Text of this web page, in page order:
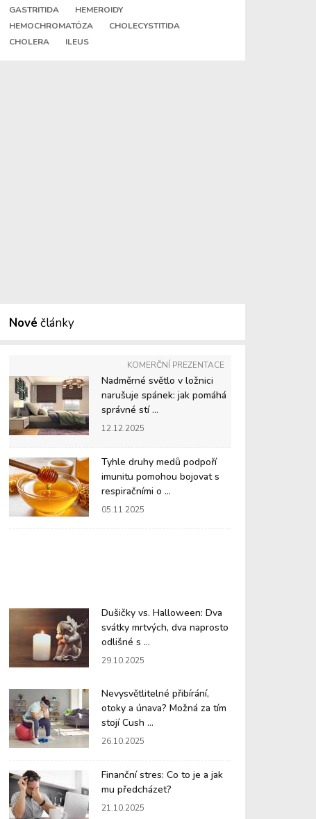
GASTRITIDA
HEMEROIDY
HEMOCHROMATÓZA
CHOLECYSTITIDA
CHOLERA
ILEUS
Nové články
KOMERČNÍ PREZENTACE
Nadměrné světlo v ložnici
narušuje spánek: jak pomáhá
správné stí ...
12.12.2025
Tyhle druhy medů podpoří
imunitu pomohou bojovat s
respiračními o ...
05.11.2025
Dušičky vs. Halloween: Dva
svátky mrtvých, dva naprosto
odlišné s ...
29.10.2025
Nevysvětlitelné přibírání,
otoky a únava? Možná za tím
stojí Cush ...
26.10.2025
Finanční stres: Co to je a jak
mu předcházet?
21.10.2025